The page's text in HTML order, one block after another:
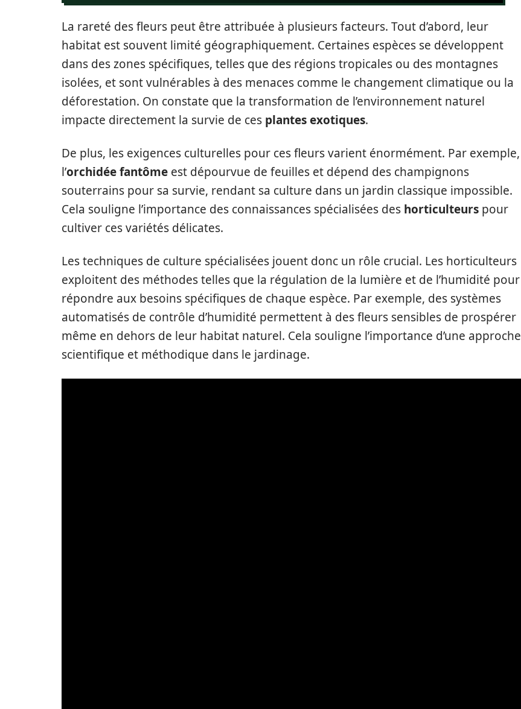
La rareté des fleurs peut être attribuée à plusieurs facteurs. Tout d’abord, leur
habitat est souvent limité géographiquement. Certaines espèces se développent
dans des zones spécifiques, telles que des régions tropicales ou des montagnes
isolées, et sont vulnérables à des menaces comme le changement climatique ou la
déforestation. On constate que la transformation de l’environnement naturel
impacte directement la survie de ces plantes exotiques.
De plus, les exigences culturelles pour ces fleurs varient énormément. Par exemple,
l’orchidée fantôme est dépourvue de feuilles et dépend des champignons
souterrains pour sa survie, rendant sa culture dans un jardin classique impossible.
Cela souligne l’importance des connaissances spécialisées des horticulteurs pour
cultiver ces variétés délicates.
Les techniques de culture spécialisées jouent donc un rôle crucial. Les horticulteurs
exploitent des méthodes telles que la régulation de la lumière et de l’humidité pour
répondre aux besoins spécifiques de chaque espèce. Par exemple, des systèmes
automatisés de contrôle d’humidité permettent à des fleurs sensibles de prospérer
même en dehors de leur habitat naturel. Cela souligne l’importance d’une approche
scientifique et méthodique dans le jardinage.